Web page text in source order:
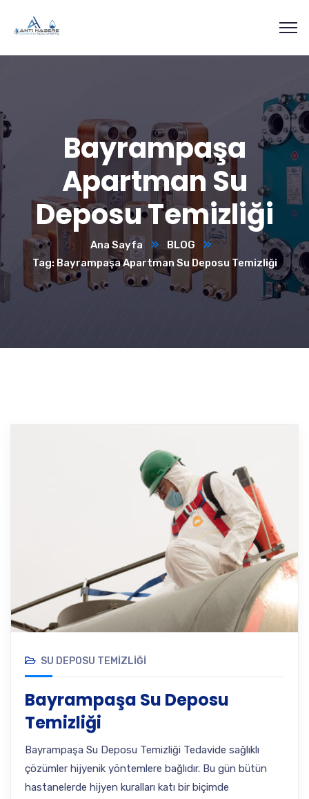
Bayrampaşa
Apartman Su
Deposu Temizliği
Ana Sayfa
BLOG
Tag: Bayrampaşa Apartman Su Deposu Temizliği
SU DEPOSU TEMIZLIĞI
Bayrampaşa Su Deposu
Temizliği
Bayrampaşa Su Deposu Temizliği Tedavide sağlıklı
çözümler hijyenik yöntemlere bağlıdır. Bu gün bütün
hastanelerde hijyen kuralları katı bir biçimde